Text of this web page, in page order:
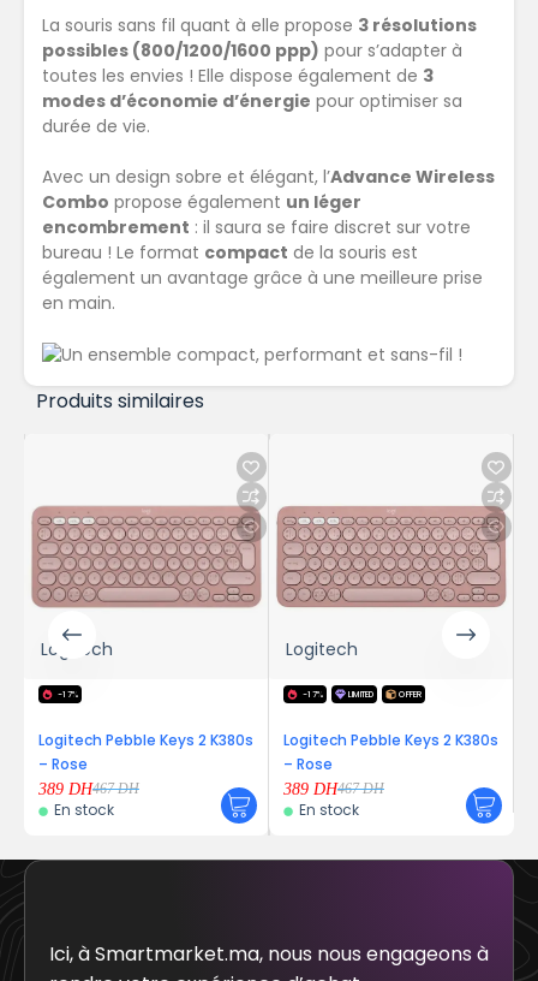
La souris sans fil quant à elle propose 3 résolutions
possibles (800/1200/1600 ppp) pour s’adapter à
toutes les envies ! Elle dispose également de 3
modes d’économie d’énergie pour optimiser sa
durée de vie.
Avec un design sobre et élégant, l’Advance Wireless
Combo propose également un léger
encombrement : il saura se faire discret sur votre
bureau ! Le format compact de la souris est
également un avantage grâce à une meilleure prise
en main.
Produits similaires
Pebble Keys 2 K380s
467 DH
DH
En stock
Logitech
LIMITED OFFER
Logitech Pebble Keys 2 K380s
467 DH
389 DH
En stock
Ici, à Smartmarket.ma, nous nous engageons à